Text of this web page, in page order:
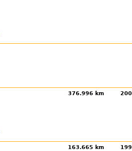
376.996 km
163.665 km